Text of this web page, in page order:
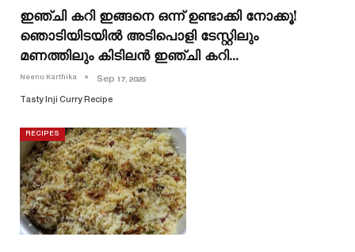
ഇഞ്ചി കറി ഇങ്ങനെ ഒന്ന് ഉണ്ടാക്കി നോക്കൂ!
ഞൊടിയിടയിൽ അടിപൊളി ടേസ്റ്റിലും
മണത്തിലും കിടിലൻ ഇഞ്ചി കറി…
Neenu Karthika Sep 17, 2025
Tasty Inji Curry Recipe
RECIPES